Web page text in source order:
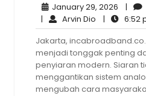
January 29, 2026
29,
2026
|
| Arvin Dio Arvin
Dio
| 6:52
Jakarta,
menjadi tonggak penting
penyiaran modern. Siaran
menggantikan sistem
mengubah cara